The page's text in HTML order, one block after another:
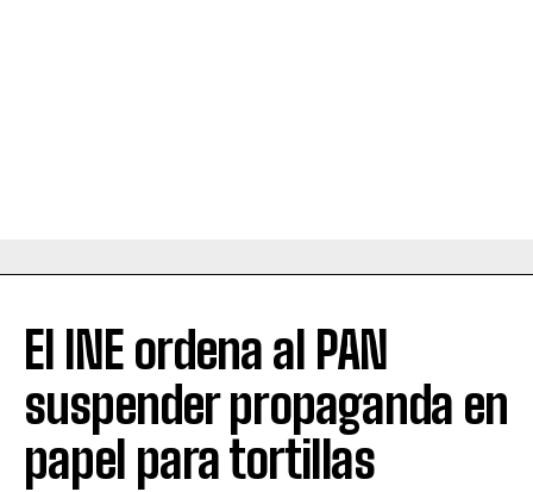
El INE ordena al PAN
suspender propaganda en
papel para tortillas